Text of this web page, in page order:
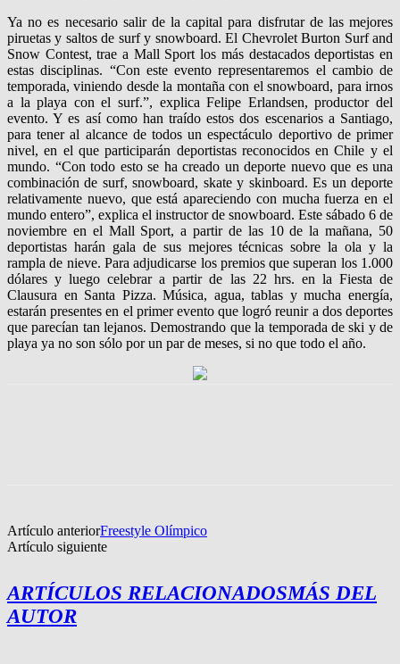
Ya no es necesario salir de la capital para disfrutar de las mejores
piruetas y saltos de surf y snowboard. El Chevrolet Burton Surf and
Snow Contest, trae a Mall Sport los más destacados deportistas en
estas disciplinas. “Con este evento representaremos el cambio de
temporada, viniendo desde la montaña con el snowboard, para irnos
a la playa con el surf.”, explica Felipe Erlandsen, productor del
evento. Y es así como han traído estos dos escenarios a Santiago,
para tener al alcance de todos un espectáculo deportivo de primer
nivel, en el que participarán deportistas reconocidos en Chile y el
mundo. “Con todo esto se ha creado un deporte nuevo que es una
combinación de surf, snowboard, skate y skinboard. Es un deporte
relativamente nuevo, que está apareciendo con mucha fuerza en el
mundo entero”, explica el instructor de snowboard. Este sábado 6 de
noviembre en el Mall Sport, a partir de las 10 de la mañana, 50
deportistas harán gala de sus mejores técnicas sobre la ola y la
rampla de nieve. Para adjudicarse los premios que superan los 1.000
dólares y luego celebrar a partir de las 22 hrs. en la Fiesta de
Clausura en Santa Pizza. Música, agua, tablas y mucha energía,
estarán presentes en el primer evento que logró reunir a dos deportes
que parecían tan lejanos. Demostrando que la temporada de ski y de
playa ya no son sólo por un par de meses, si no que todo el año.
Artículo anteriorFreestyle Olímpico
Artículo siguiente
ARTÍCULOS RELACIONADOSMÁS DEL
AUTOR